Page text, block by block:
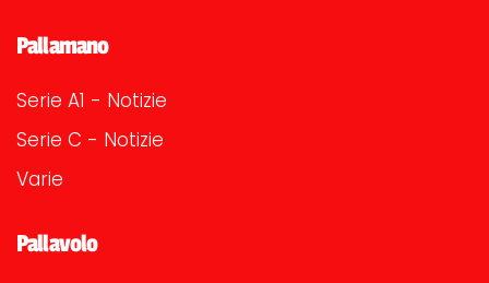
Pallamano
Serie A1 - Notizie
Serie C - Notizie
Varie
Pallavolo